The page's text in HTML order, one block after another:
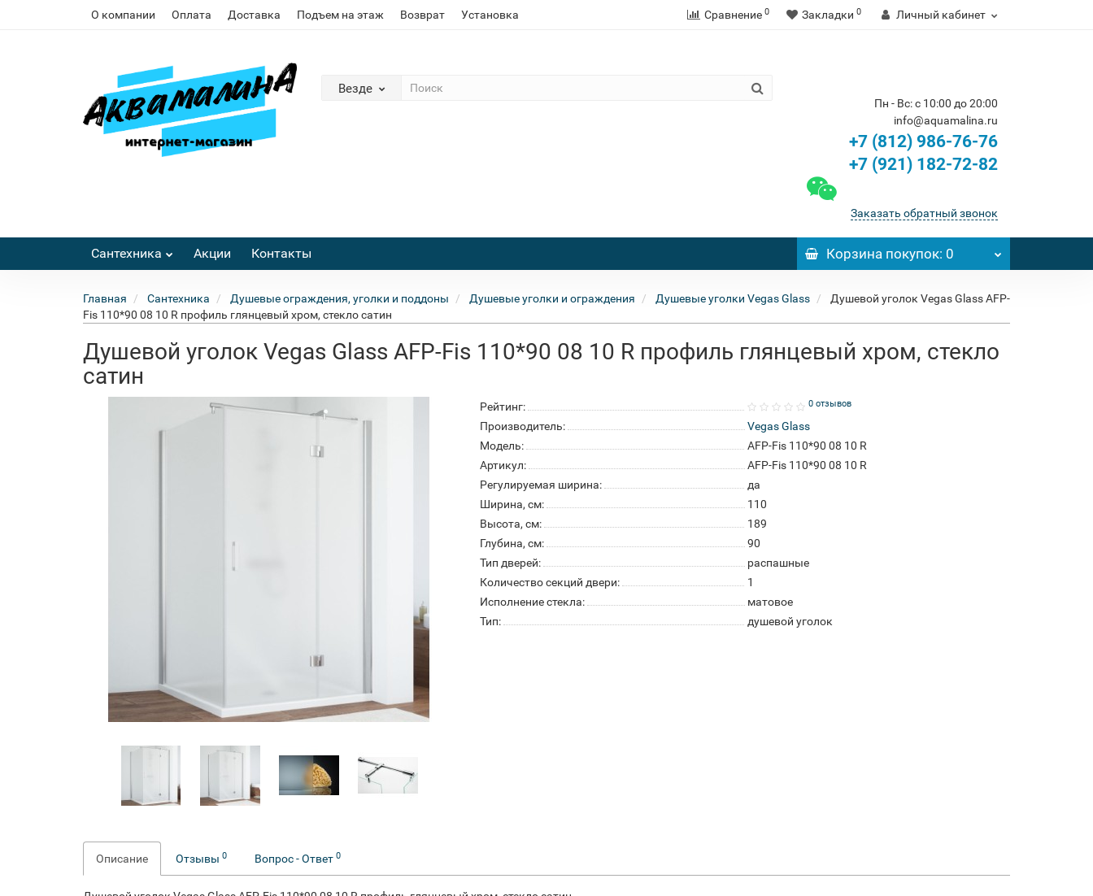
О компании Оплата Доставка Подъем на этаж Возврат Установка Сравнение 0 Закладки 0 Личный кабинет
Везде
Пн - Вс: с 10:00 до 20:00
info@aquamalina.ru
+7 (812) 986-76-76
+7 (921) 182-72-82
Заказать обратный звонок
Сантехника Акции Контакты Корзинапокупок: 0
Главная Сантехника Душевые ограждения, уголки и поддоны Душевые уголки и ограждения Душевые уголки Vegas Glass
Душевой уголок Vegas Glass AFP-
Fis 110*90 08 10 R профиль глянцевый хром, стекло сатин
Душевой уголок Vegas Glass AFP-Fis 110*90 08 10 R профиль глянцевый хром, стекло
сатин
Рейтинг: 0 отзывов
Производитель:
Vegas Glass
Модель:
AFP-Fis 110*90 08 10 R
Артикул:
AFP-Fis 110*90 08 10 R
Регулируемая ширина:
да
Ширина, см:
110
Высота, см:
189
Глубина, см:
90
Тип дверей:
распашные
Количество секций двери:
1
Исполнение стекла:
матовое
Тип:
душевой уголок
Описание Отзывы 0 Вопрос - Ответ 0